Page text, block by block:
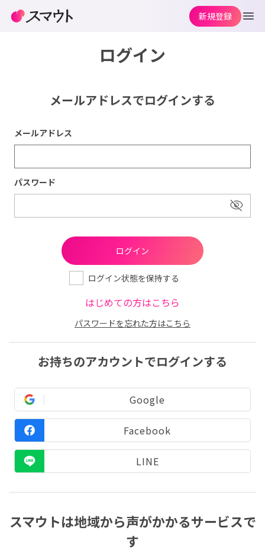
ログイン
メールアドレスでログインする
メールアドレス
パスワード
ログイン状態を保持する
はじめての方はこちら
パスワードを忘れた方はこちら
お持ちのアカウントでログインする
Google
Facebook
LINE
スマウトは地域から声がかかるサービスで
す
新規登録